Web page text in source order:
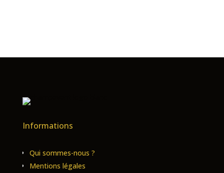
Informations
Qui sommes-nous ?
Mentions légales